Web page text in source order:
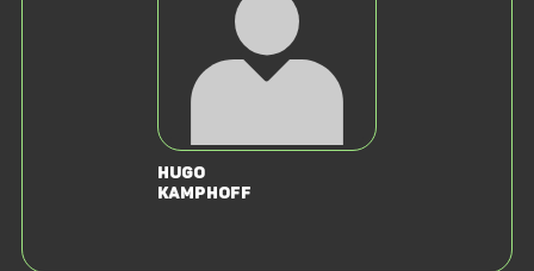
Hugo
Kamphoff